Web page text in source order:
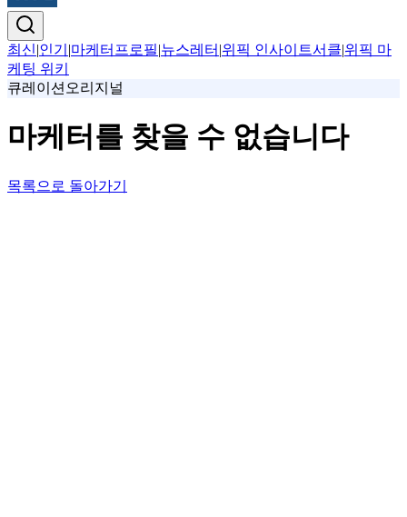
최신|인기 |마케터프로필|뉴스레터 |위픽 인사이트서클|위픽 마
케팅 위키
큐레이션 오리지널
마케터를 찾을 수 없습니다
목록으로 돌아가기